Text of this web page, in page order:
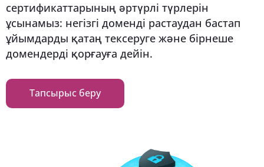
сертификаттарының әртүрлі түрлерін
ұсынамыз: негізгі доменді растаудан бастап
ұйымдарды қатаң тексеруге және бірнеше
домендерді қорғауға дейін.
Тапсырыс беру